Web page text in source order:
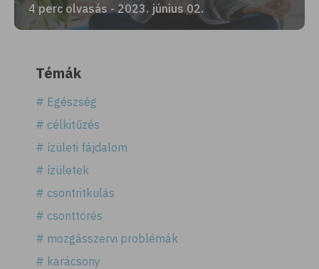
4 perc olvasás - 2023. június 02.
Témák
# Egészség
# célkitűzés
# ízületi fájdalom
# ízületek
# csontritkulás
# csonttörés
# mozgásszervi problémák
# karácsony